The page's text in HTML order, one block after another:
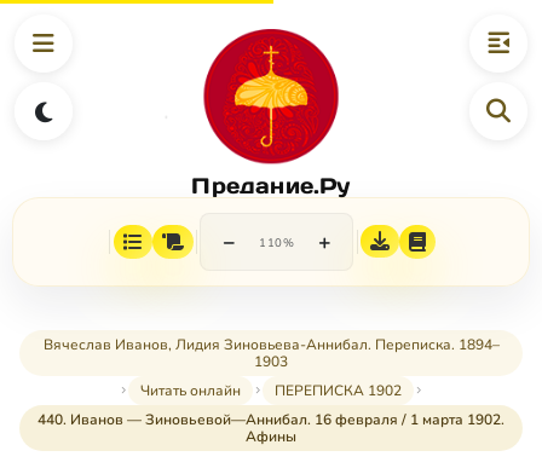
Предание.Ру
− 110% +
Вячеслав Иванов, Лидия Зиновьева-Аннибал. Переписка. 1894–
1903
Читать онлайн
ПЕРЕПИСКА 1902
440. Иванов — Зиновьевой—Аннибал. 16 февраля / 1 марта 1902.
Афины